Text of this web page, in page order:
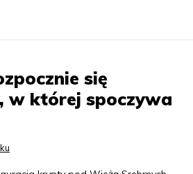
się
w której spoczywa